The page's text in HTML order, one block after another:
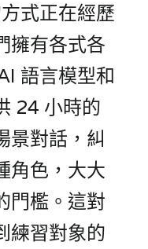
式正在經歷
擁有各式各
語言模型和
24 小時的
景對話，糾
角色，大大
門檻。這對
練習對象的